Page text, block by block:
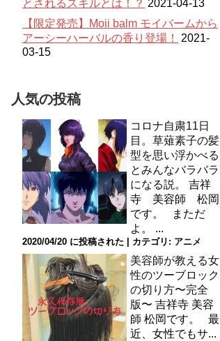
とされるスキルとは！？ 2021-04-13
【限定発売】Moii balm モイバームから
アーシーハーバルの香り登場！
2021-
03-15
人気の投稿
コロナ自粛11日
目。草薙素子の髪
型を思い浮かべる
とみんなバラバラ
になる説。
吉祥
寺 美容師 松岡
です。 まただ
よ。 ...
2020/04/20 に投稿された カテゴリ: アニメ
美容師が教える女
性のツーブロック
の切り方〜完全
版〜 吉祥寺 美容
師 松岡です。 最
近、女性でもサ...